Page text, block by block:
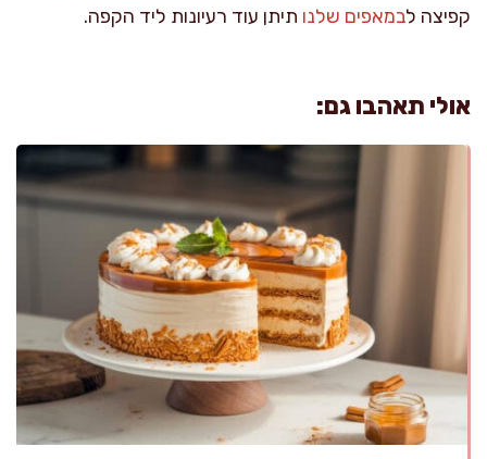
קפיצה לבמאפים שלנו תיתן עוד רעיונות ליד הקפה.
אולי תאהבו גם: